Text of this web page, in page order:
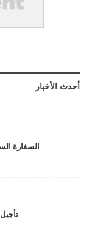
أحدث الأخبار
السفارة